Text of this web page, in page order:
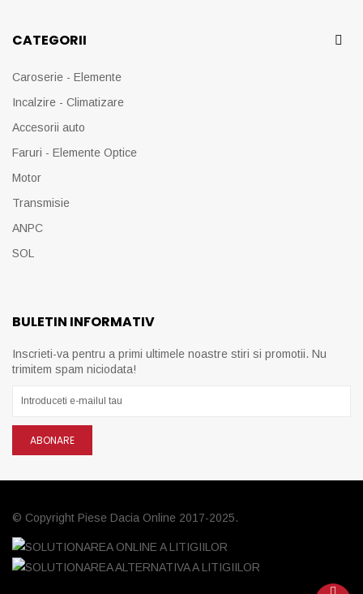
CATEGORII
Caroserie - Elemente
Incalzire - Climatizare
Accesorii auto
Faruri - Elemente Optice
Motor
Transmisie
ANPC
SOL
BULETIN INFORMATIV
Inscrieti-va pentru a primi ultimele noastre stiri si promotii. Nu
trimitem spam niciodata!
ABONARE
© Copyright Piese Dacia Online 2017-2025.